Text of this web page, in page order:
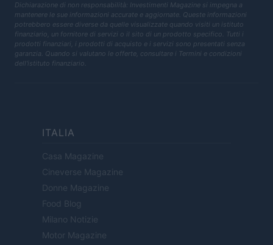
Dichiarazione di non responsabilità: Investimenti Magazine si impegna a
mantenere le sue informazioni accurate e aggiornate. Queste informazioni
potrebbero essere diverse da quelle visualizzate quando visiti un istituto
finanziario, un fornitore di servizi o il sito di un prodotto specifico. Tutti i
prodotti finanziari, i prodotti di acquisto e i servizi sono presentati senza
garanzia. Quando si valutano le offerte, consultare i Termini e condizioni
dell'istituto finanziario.
ITALIA
Casa Magazine
Cineverse Magazine
Donne Magazine
Food Blog
Milano Notizie
Motor Magazine